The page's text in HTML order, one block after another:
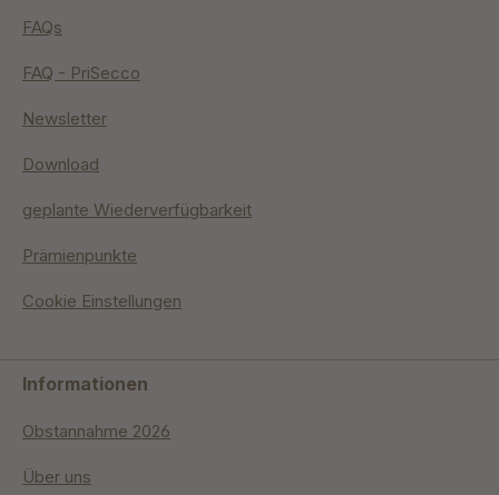
FAQs
FAQ - PriSecco
Newsletter
Download
geplante Wiederverfügbarkeit
Prämienpunkte
Cookie Einstellungen
Informationen
Obstannahme 2026
Über uns